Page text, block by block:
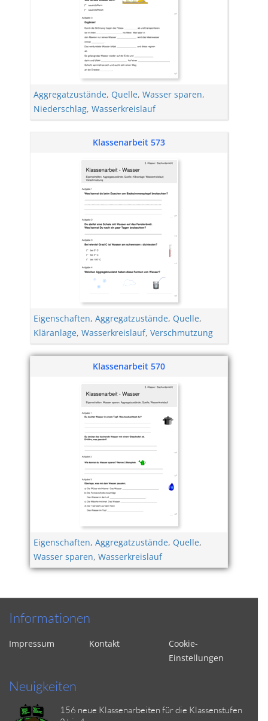
Aggregatzustände, Quelle, Wasser sparen,
Niederschlag, Wasserkreislauf
Klassenarbeit 573
Eigenschaften, Aggregatzustände, Quelle,
Kläranlage, Wasserkreislauf, Verschmutzung
Klassenarbeit 570
Eigenschaften, Aggregatzustände, Quelle,
Wasser sparen, Wasserkreislauf
Informationen
Impressum Kontakt
Cookie-
Einstellungen
Neuigkeiten
156 neue Klassenarbeiten für die Klassenstufen